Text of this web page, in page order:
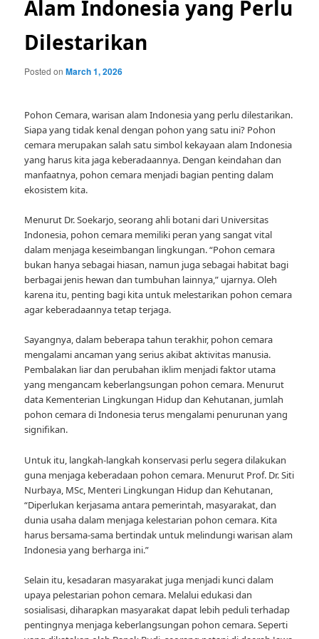
Alam Indonesia yang Perlu
Dilestarikan
Posted onMarch 1, 2026
Pohon Cemara, warisan alam Indonesia yang perlu dilestarikan.
Siapa yang tidak kenal dengan pohon yang satu ini? Pohon
cemara merupakan salah satu simbol kekayaan alam Indonesia
yang harus kita jaga keberadaannya. Dengan keindahan dan
manfaatnya, pohon cemara menjadi bagian penting dalam
ekosistem kita.
Menurut Dr. Soekarjo, seorang ahli botani dari Universitas
Indonesia, pohon cemara memiliki peran yang sangat vital
dalam menjaga keseimbangan lingkungan. “Pohon cemara
bukan hanya sebagai hiasan, namun juga sebagai habitat bagi
berbagai jenis hewan dan tumbuhan lainnya,” ujarnya. Oleh
karena itu, penting bagi kita untuk melestarikan pohon cemara
agar keberadaannya tetap terjaga.
Sayangnya, dalam beberapa tahun terakhir, pohon cemara
mengalami ancaman yang serius akibat aktivitas manusia.
Pembalakan liar dan perubahan iklim menjadi faktor utama
yang mengancam keberlangsungan pohon cemara. Menurut
data Kementerian Lingkungan Hidup dan Kehutanan, jumlah
pohon cemara di Indonesia terus mengalami penurunan yang
signifikan.
Untuk itu, langkah-langkah konservasi perlu segera dilakukan
guna menjaga keberadaan pohon cemara. Menurut Prof. Dr. Siti
Nurbaya, MSc, Menteri Lingkungan Hidup dan Kehutanan,
“Diperlukan kerjasama antara pemerintah, masyarakat, dan
dunia usaha dalam menjaga kelestarian pohon cemara. Kita
harus bersama-sama bertindak untuk melindungi warisan alam
Indonesia yang berharga ini.”
Selain itu, kesadaran masyarakat juga menjadi kunci dalam
upaya pelestarian pohon cemara. Melalui edukasi dan
sosialisasi, diharapkan masyarakat dapat lebih peduli terhadap
pentingnya menjaga keberlangsungan pohon cemara. Seperti